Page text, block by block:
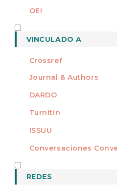
OEI
VINCULADO A
Crossref
Journal & Authors
DARDO
Turnitin
ISSUU
Conversaciones
REDES